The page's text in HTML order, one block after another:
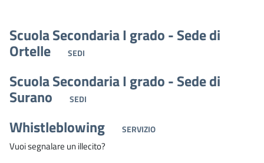
Scuola Secondaria I grado - Sede di
Ortelle SEDI
Scuola Secondaria I grado - Sede di
Surano SEDI
Whistleblowing SERVIZIO
Vuoi segnalare un illecito?